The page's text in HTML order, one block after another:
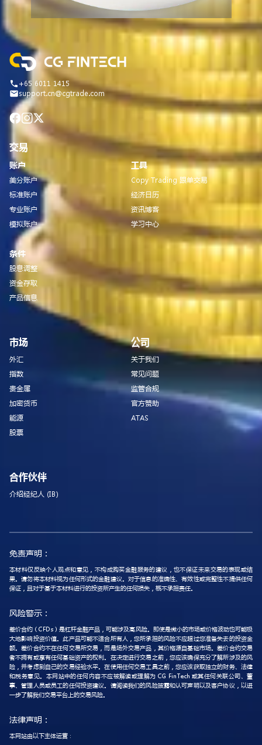
+65 6011 1415
support.cn@cgtrade.com
交易
账户
美分账户
标准账户
专业账户
模拟账户
条件
股息调整
资金存取
产品信息
工具
Copy Trading 跟单交易
经济日历
资讯博客
学习中心
市场
外汇
指数
贵金属
加密货币
能源
股票
公司
关于我们
常见问题
监管合规
官方赞助
ATAS
合作伙伴
介绍经纪人 (IB)
免责声明：
本材料仅反映个人观点和意见，不构成购买金融服务的建议，也不保证未来交易的表现或结
果。请勿将本材料视为任何形式的金融建议。对于信息的准确性、有效性或完整性不提供任何
保证，且对于基于本材料进行的投资所产生的任何损失，概不承担责任。
风险警示：
差价合约（CFDs）是杠杆金融产品，可能涉及高风险。即使是微小的市场或价格波动也可能极
大地影响投资价值。此产品可能不适合所有人，您所承担的风险不应超过您准备失去的投资金
额。差价合约不在任何交易所交易，而是场外交易产品，其价格源自基础市场。差价合约交易
者不拥有或享有任何基础资产的权利。在决定进行交易之前，您应该确保充分了解所涉及的风
险，并考虑到自己的交易经验水平。在使用任何交易工具之前，您应该获取独立的财务、法律
和税务意见。本网站中的任何内容不应被解读或理解为 CG FinTech 或其任何关联公司、董
事、管理人员或员工的任何投资建议。请阅读我们的风险披露和认可声明以及客户协议，以进
一步了解我们交易平台上的交易风险。
法律声明：
本网站由以下主体运营：